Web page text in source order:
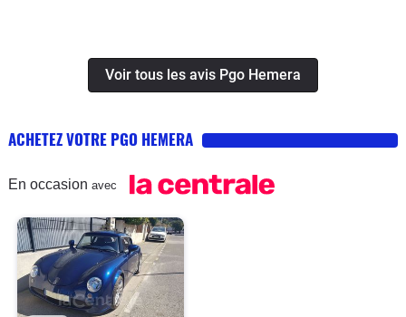
un air sympa. C'est aussi une voiture
qui fait que des que vous êtes arrêté
constructeur d'Alès si vous voulez
vous faire des copains.Le coffre et les
finitions sont plutôt artisanales, mais
c'est ce qui fait le charme de PGO.
Voir tous les avis Pgo Hemera
ACHETEZ VOTRE PGO HEMERA
En occasion avec